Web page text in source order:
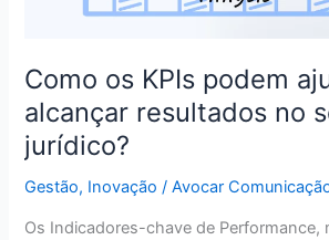
Como os KPIs podem
alcançar resultados no
jurídico?
Gestão, Inovação /Avocar
Os Indicadores-chave de Performance,
jurídico?